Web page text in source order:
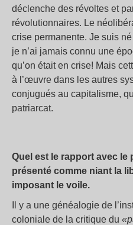
déclenche des révoltes et
révolutionnaires. Le
crise permanente. Je suis
je n’ai jamais connu une
qu’on était en crise! Mais
à l’œuvre dans les autres
conjugués au capitalisme,
patriarcat.
Quel est le rapport avec le
présenté comme niant la
imposant le voile.
Il y a une généalogie de
coloniale de la critique du